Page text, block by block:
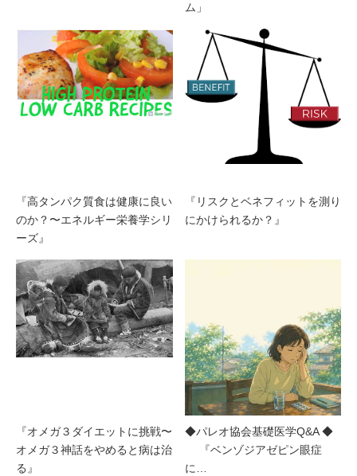
ム」
『高タンパク質食は健康に良い
のか？〜エネルギー栄養学シリ
ーズ』
『リスクとベネフィットを測り
にかけられるか？』
『オメガ３ダイエットに挑戦〜
オメガ３神話をやめると病は治
る』
◆パレオ協会基礎医学Q&A ◆
『ベンゾジアゼピン眼症
に…